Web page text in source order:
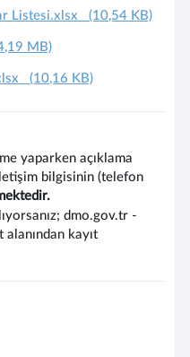
Listesi.xlsx (10,54 KB)
MB)
(10,16 KB)
yaparken açıklama
bilgisinin (telefon
dmo.gov.tr -
kayıt